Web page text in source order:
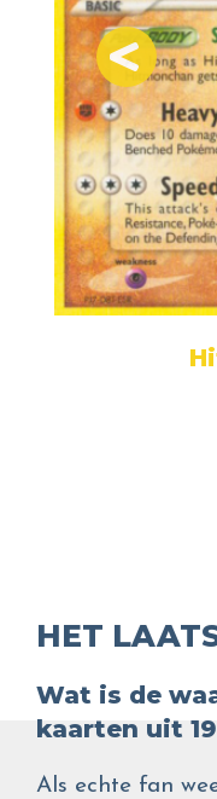
HET
Wat is de
kaarten uit
Als echte fan